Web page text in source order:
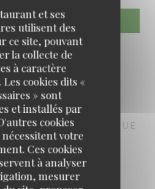
et ses
utilisent des
ce site, pouvant
la collecte de
à caractère
cookies dits «
» sont
et installés par
cookies
votre
Ces cookies
à analyser
mesurer
BISTRONOMIQUE
MARIE